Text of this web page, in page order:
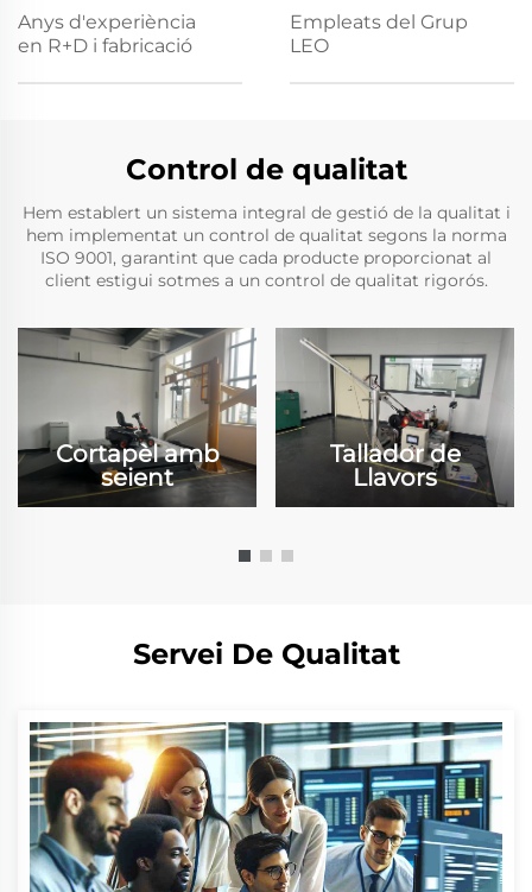
Anys d'experiència
en R+D i fabricació
Empleats del Grup
LEO
Control de qualitat
Hem establert un sistema integral de gestió de la qualitat i
hem implementat un control de qualitat segons la norma
ISO 9001, garantint que cada producte proporcionat al
client estigui sotmes a un control de qualitat rigorós.
Cortapèl amb
seient
Tallador de
Llavors
Servei De Qualitat